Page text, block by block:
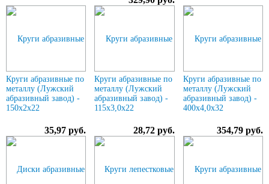
Круги абразивные по
металлу (Лужский
абразивный завод) -
150х2х22
35,97 руб.
Круги абразивные по
металлу (Лужский
абразивный завод) -
115х3,0х22
28,72 руб.
Круги абразивные по
металлу (Лужский
абразивный завод) -
400х4,0х32
354,79 руб.